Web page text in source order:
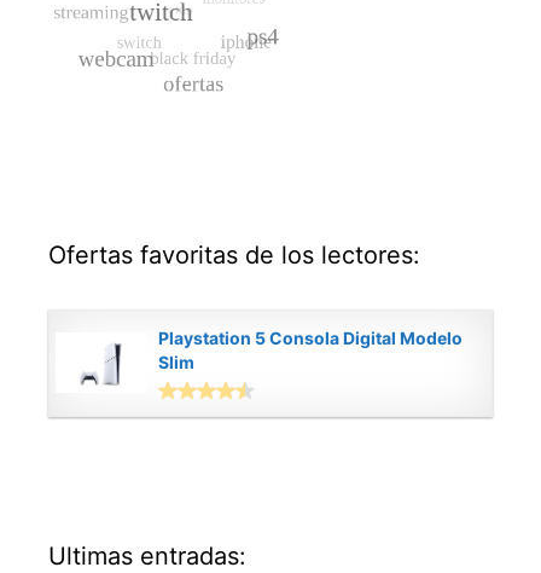
Ofertas favoritas de los lectores:
Playstation 5 Consola Digital Modelo
Slim
Ultimas entradas: